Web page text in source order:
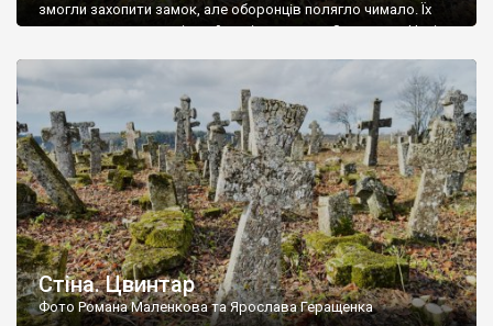
змогли захопити замок, але оборонців полягло чимало. Їх
поховали на цвинтарі, який тоді називався Замковим. Нині на
ньому чимало хрестів 19 століття, є такі, де епітафії стер […]
Стіна. Цвинтар
Фото Романа Маленкова та Ярослава Геращенка